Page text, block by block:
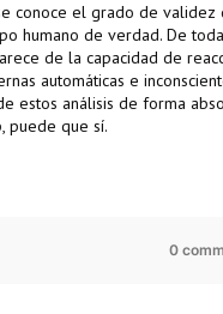
conoce el grado de validez
humano de verdad. De
de la capacidad de
automáticas e
estos análisis de forma
puede que sí.
0